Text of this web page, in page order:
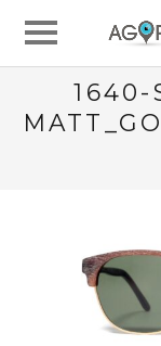
1640-